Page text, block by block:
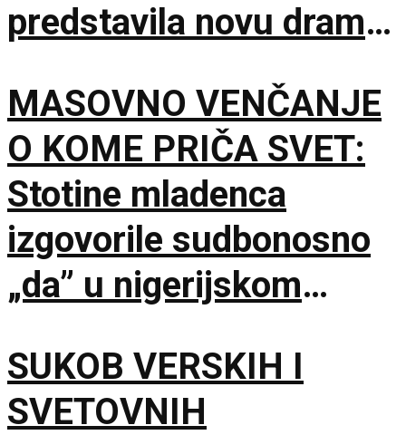
predstavila novu dramu
Lokarnu
MASOVNO VENČANJE
O KOME PRIČA SVET:
Stotine mladenca
izgovorile sudbonosno
„da” u nigerijskom
SUKOB VERSKIH I
SVETOVNIH